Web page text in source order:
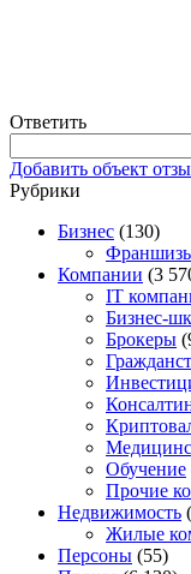
Ответить
Добавить объект
Рубрики
Бизнес (130)
Компании (3
IT
Бизнес-
Брокеры
Обучение
Прочие
Недвижимость
Жилые
Персоны (55)